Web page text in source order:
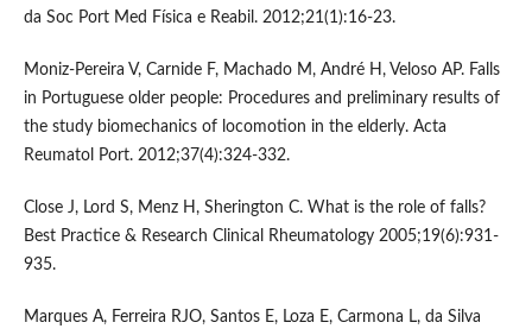
da Soc Port Med Física e Reabil. 2012;21(1):16-23.
Moniz-Pereira V, Carnide F, Machado M, André H, Veloso AP. Falls
in Portuguese older people: Procedures and preliminary results of
the study biomechanics of locomotion in the elderly. Acta
Reumatol Port. 2012;37(4):324-332.
Close J, Lord S, Menz H, Sherington C. What is the role of falls?
Best Practice & Research Clinical Rheumatology 2005;19(6):931-
935.
Marques A, Ferreira RJO, Santos E, Loza E, Carmona L, da Silva